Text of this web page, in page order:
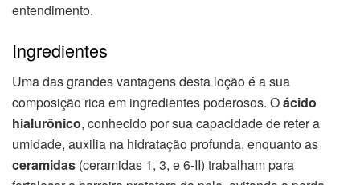
entendimento.
Ingredientes
Uma das grandes vantagens desta loção é a sua
composição rica em ingredientes poderosos. Oácido
hialurônico, conhecido por sua capacidade de reter a
umidade, auxilia na hidratação profunda, enquanto as
ceramidas (ceramidas 1, 3, e 6-II) trabalham para